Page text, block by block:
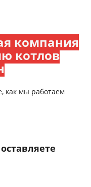
компания
котлов
как мы работаем